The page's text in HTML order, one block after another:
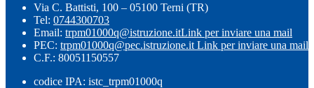
Via C. Battisti, 100 – 05100 Terni (TR)
Tel: 0744300703
Email: trpm01000q@istruzione.itLink per inviare una mail
PEC: trpm01000q@pec.istruzione.it Link per inviare una mail
C.F.: 80051150557
codice IPA: istc_trpm01000q